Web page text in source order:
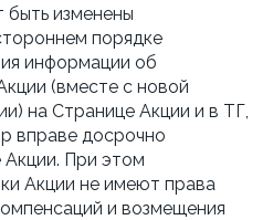
быть изменены
порядке
информации об
(вместе с новой
на Странице Акции и в ТГ,
вправе досрочно
Акции. При этом
Акции не имеют права
и возмещения